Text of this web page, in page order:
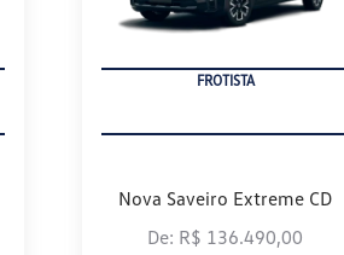
FROTISTA
Nova Saveiro Extreme CD
De: R$ 136.490,00